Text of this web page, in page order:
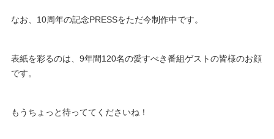
なお、10周年の記念PRESSをただ今制作中です。
表紙を彩るのは、9年間120名の愛すべき番組ゲストの皆様のお顔
です。
もうちょっと待っててくださいね！